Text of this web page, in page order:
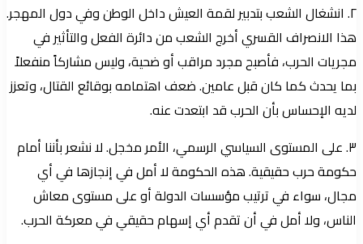
٢. انشغال الشعب بتدبير لقمة العيش داخل الوطن وفي دول المهجر.
هذا الانصراف القسري أخرج الشعب من دائرة الفعل والتأثير في
مجريات الحرب، فأصبح مجرد مراقب أو ضحية، وليس مشاركاً منفعلاً
بما يحدث كما كان قبل عامين. ضعف اهتمامه بوقائع القتال، وتعزز
لديه الإحساس بأن الحرب قد ابتعدت عنه.
٣. على المستوى السياسي الرسمي، الأمر مخجل. لا نشعر بأننا أمام
حكومة حرب حقيقية. هذه الحكومة لا أمل في إنجازها في أي
مجال، سواء في ترتيب مؤسسات الدولة أو على مستوى معاش
الناس، ولا أمل في أن تقدم أي إسهام حقيقي في معركة الحرب.